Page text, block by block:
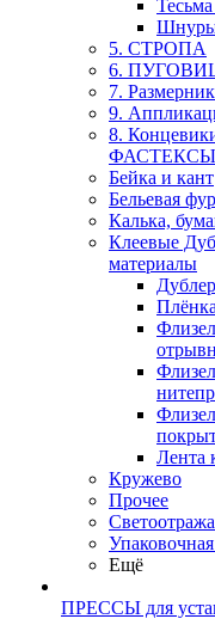
5. СТРОПА
6.
7.
9.
8.
ФАСТЕКСЫ
Бейка и кант
Бельевая
Калька,
Клеевые
материалы
Лента
Кружево
Прочее
Ещё
ПРЕССЫ для